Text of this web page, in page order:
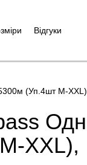
Відгуки
(Уп.4шт M-XXL)
XXL),